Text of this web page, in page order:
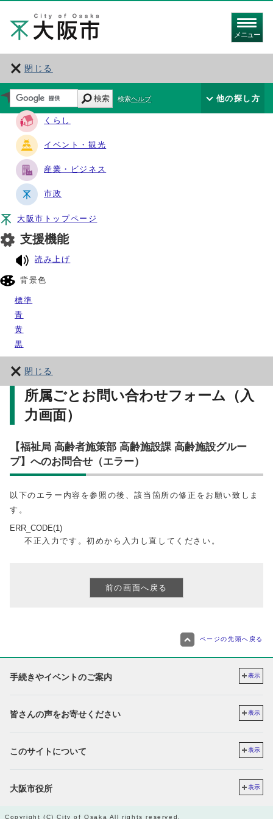
メニュー
閉じる
サイト・ナビ
くらし
イベント・観光
産業・ビジネス
市政
大阪市トップページ
支援機能
読み上げ
背景色
標準
青
黄
黒
閉じる
検索 検索ヘルプ 他の探し方
所属ごとお問い合わせフォーム（入
力画面）
【福祉局 高齢者施策部 高齢施設課 高齢施設グルー
プ】へのお問合せ（エラー）
以下のエラー内容を参照の後、該当箇所の修正をお願い致しま
す。
ERR_CODE(1)
不正入力です。初めから入力し直してください。
ページの先頭へ戻る
手続きやイベントのご案内 表示
皆さんの声をお寄せください 表示
このサイトについて 表示
大阪市役所 表示
Copyright (C) City of Osaka All rights reserved.